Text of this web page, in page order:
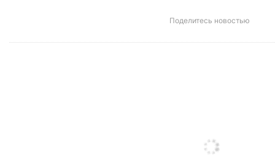
Поделитесь новостью